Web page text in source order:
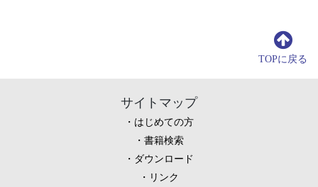
TOPに戻る
サイトマップ
はじめての方
書籍検索
ダウンロード
リンク